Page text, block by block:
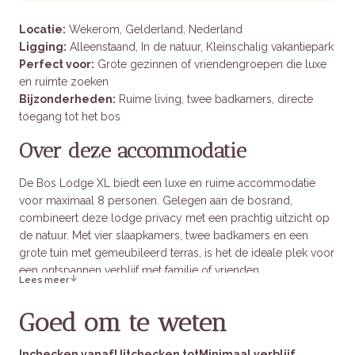
Locatie: Wekerom, Gelderland, Nederland
Ligging: Alleenstaand, In de natuur, Kleinschalig vakantiepark
Perfect voor: Grote gezinnen of vriendengroepen die luxe
en ruimte zoeken
Bijzonderheden: Ruime living, twee badkamers, directe
toegang tot het bos
Over deze accommodatie
De Bos Lodge XL biedt een luxe en ruime accommodatie
voor maximaal 8 personen. Gelegen aan de bosrand,
combineert deze lodge privacy met een prachtig uitzicht op
de natuur. Met vier slaapkamers, twee badkamers en een
grote tuin met gemeubileerd terras, is het de ideale plek voor
een ontspannen verblijf met familie of vrienden.
Binnen in het verblijf
Lees meer
Goed om te weten